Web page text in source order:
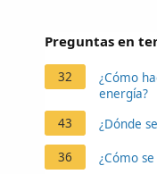
Preguntas en
32
¿Cómo
energía?
43
¿Dónde
36 ¿Cómo